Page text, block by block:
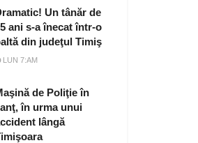
Un tânăr de
ani s-a înecat într-o
din judeţul Timiş
LUN 7:AM
de Poliţie în
în urma unui
lângă